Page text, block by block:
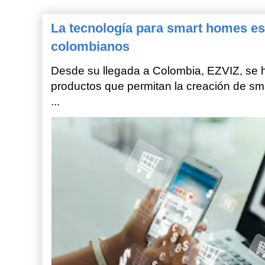
La tecnología para smart homes
colombianos
Desde su llegada a Colombia, EZVIZ, se
productos que permitan la creación de
...